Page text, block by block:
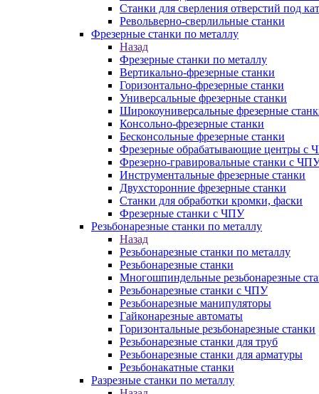
Станки для сверления отверстий под
Револьверно-сверлильные станки
Фрезерные станки по металлу
Назад
Фрезерные станки по металлу
Вертикально-фрезерные станки
Горизонтально-фрезерные станки
Универсальные фрезерные станки
Широкоуниверсальные фрезерные
Консольно-фрезерные станки
Бесконсольные фрезерные станки
Фрезерные обрабатывающие центры с
Фрезерно-гравировальные станки с
Инструментальные фрезерные станки
Двухсторонние фрезерные станки
Станки для обработки кромки, фаски
Фрезерные станки с ЧПУ
Резьбонарезные станки по металлу
Назад
Резьбонарезные станки по металлу
Резьбонарезные станки
Многошпиндельные резьбонарезные
Резьбонарезные станки с ЧПУ
Резьбонарезные манипуляторы
Гайконарезные автоматы
Горизонтальные резьбонарезные станки
Резьбонарезные станки для труб
Резьбонарезные станки для арматуры
Резьбонакатные станки
Разрезные станки по металлу